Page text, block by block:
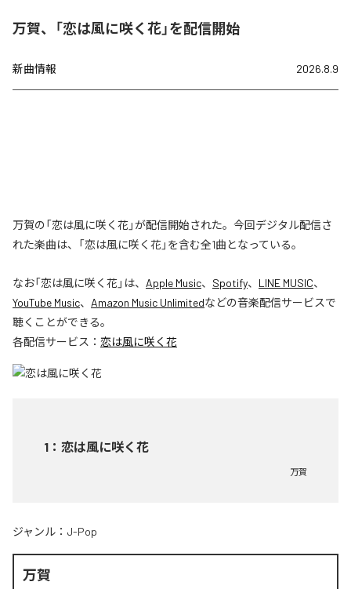
万賀、「恋は風に咲く花」を配信開始
新曲情報 2026.8.9
万賀の「恋は風に咲く花」が配信開始された。今回デジタル配信さ
れた楽曲は、「恋は風に咲く花」を含む全1曲となっている。
なお「恋は風に咲く花」は、 Apple Music、 Spotify、 LINE MUSIC、
YouTube Music、 Amazon Music Unlimitedなどの音楽配信サービスで
聴くことができる。
各配信サービス： 恋は風に咲く花
1 ： 恋は風に咲く花
万賀
ジャンル： J-Pop
万賀